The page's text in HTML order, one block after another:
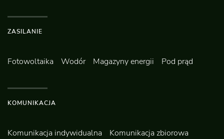
ZASILANIE
Fotowoltaika Wodór Magazyny energii Pod prąd
KOMUNIKACJA
Komunikacja indywidualna
Komunikacja zbiorowa